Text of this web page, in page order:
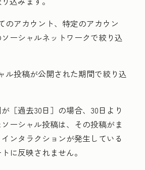
のアカウント、特定のアカウン
ーシャルネットワークで絞り込
ル投稿が公開された期間で絞り込
［過去30日］ の場合、30日より
ーシャル投稿は、その投稿がま
ンタラクションが発生している
に反映されません。